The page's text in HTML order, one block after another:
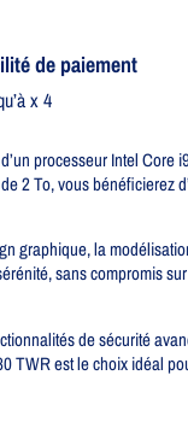
de paiement
x 4
processeur Intel Core
2 To, vous bénéficierez
graphique, la
sans compromis
de sécurité
TWR est le choix idéal